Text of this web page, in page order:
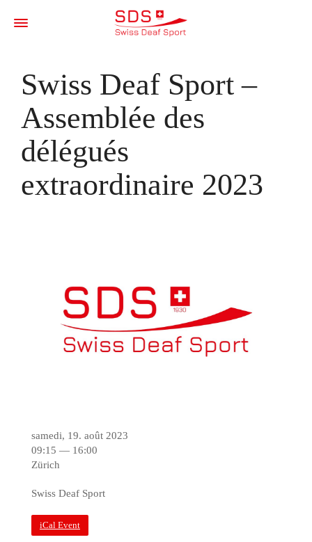
Swiss Deaf Sport –
Assemblée des
délégués
extraordinaire 2023
samedi, 19. août 2023
09:15 — 16:00
Zürich
Swiss Deaf Sport
iCal Event